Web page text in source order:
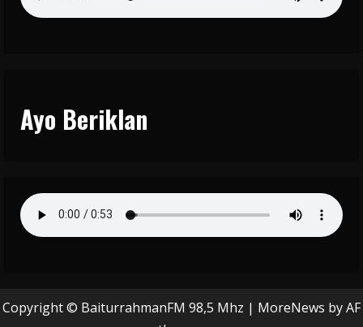
Ayo Beriklan
Copyright © BaiturrahmanFM 98,5 Mhz | MoreNews by AF